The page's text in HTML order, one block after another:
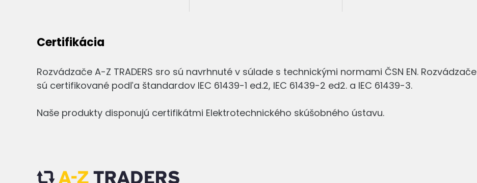
Certifikácia
Rozvádzače A-Z TRADERS sro sú navrhnuté v súlade s technickými normami ČSN EN. Rozvádzače
sú certifikované podľa štandardov IEC 61439-1 ed.2, IEC 61439-2 ed2. a IEC 61439-3.
Naše produkty disponujú certifikátmi Elektrotechnického skúšobného ústavu.